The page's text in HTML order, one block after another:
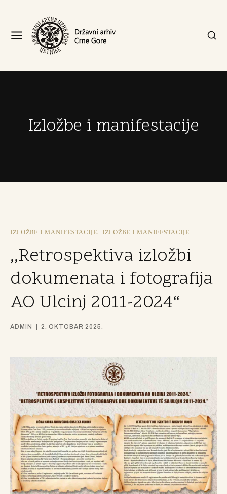
Izložbe i manifestacije
IZLOŽBE I MANIFESTACIJE IZLOŽBE I MANIFESTACIJE
,,Retrospektiva izložbi
dokumenata i fotografija
AO Ulcinj 2011-2024“
ADMIN 2. OKTOBAR 2025.